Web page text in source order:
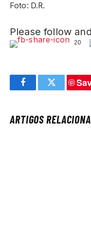
Foto: D.R.
Please follow
20
FacebookTwitter
ARTIGOS